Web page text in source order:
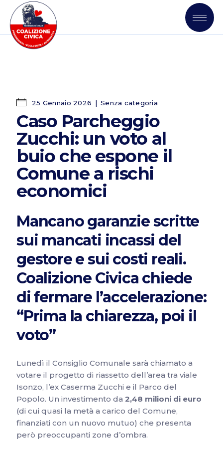
25 Gennaio 2026 Senza categoria
Caso Parcheggio
Zucchi: un voto al
buio che espone il
Comune a rischi
economici
Mancano garanzie scritte
sui mancati incassi del
gestore e sui costi reali.
Coalizione Civica chiede
di fermare l’accelerazione:
“Prima la chiarezza, poi il
voto”
Lunedì il Consiglio Comunale sarà chiamato a
votare il progetto di riassetto dell’area tra viale
Isonzo, l’ex Caserma Zucchi e il Parco del
Popolo. Un investimento da 2,48 milioni di euro
(di cui quasi la metà a carico del Comune,
finanziati con un nuovo mutuo) che presenta
però preoccupanti zone d’ombra.